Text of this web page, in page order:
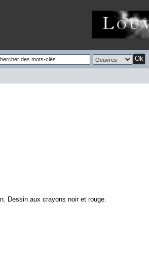
Ok
Dessin aux crayons noir et rouge.